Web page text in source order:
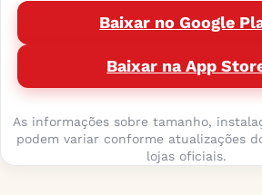
Baixar no Google
Baixar na App
As informações sobre tamanho,
podem variar conforme atualizações
lojas oficiais.